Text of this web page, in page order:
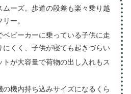
ムーズ。歩道の段差も楽々乗り越
ー。
ベビーカーに乗っている子供に走
にくく、子供が寝ても起きづらい
トが大容量で荷物の出し入れもス
の機内持ち込みサイズになるくら